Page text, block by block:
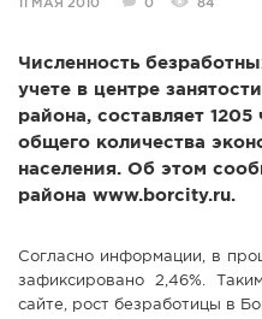
СПРАВКА
КОНКУРСЫ
ПРЕДЛОЖИТЬ
ФОТО
11 МАЯ 2010 0 84
Численность
учете в центре
района, составляет 1205
общего количества
населения. Об этом
района www.borcity.ru.
Согласно информации, в
зафиксировано 2,46%.
сайте, рост безработицы в